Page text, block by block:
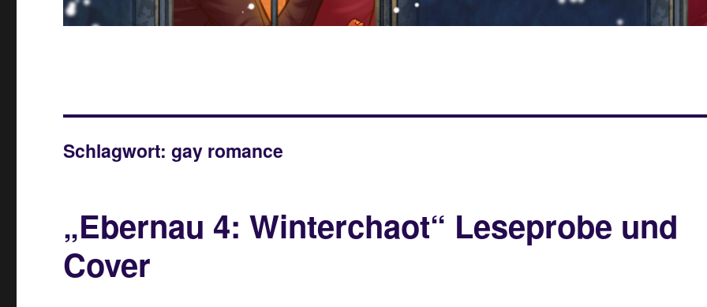
Schlagwort:gay romance
„Ebernau 4: Winterchaot“ Leseprobe und
Cover